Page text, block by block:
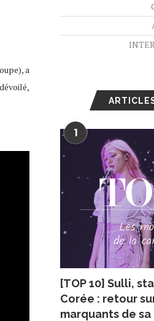
a
1
[TOP 10] Sulli,
Corée : retour
marquants de